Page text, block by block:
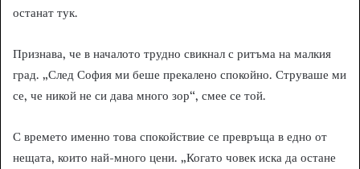
останат тук.
Признава, че в началото трудно свикнал с ритъма на малкия
град. „След София ми беше прекалено спокойно. Струваше ми
се, че никой не си дава много зор“, смее се той.
С времето именно това спокойствие се превръща в едно от
нещата, които най-много цени. „Когато човек иска да остане